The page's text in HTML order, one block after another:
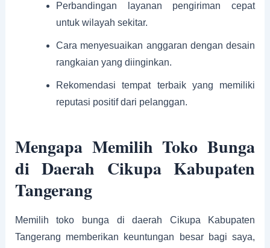
Perbandingan layanan pengiriman cepat
untuk wilayah sekitar.
Cara menyesuaikan anggaran dengan desain
rangkaian yang diinginkan.
Rekomendasi tempat terbaik yang memiliki
reputasi positif dari pelanggan.
Mengapa Memilih Toko Bunga
di Daerah Cikupa Kabupaten
Tangerang
Memilih toko bunga di daerah Cikupa Kabupaten
Tangerang memberikan keuntungan besar bagi saya,